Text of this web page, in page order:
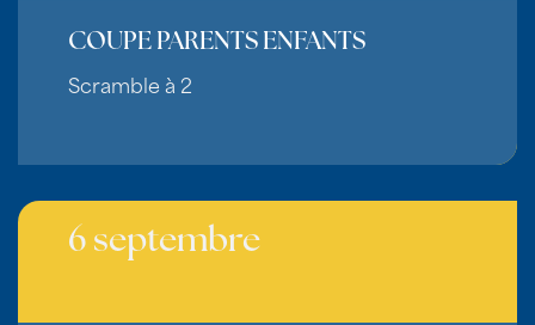
COUPE PARENTS ENFANTS
Scramble à 2
6 septembre